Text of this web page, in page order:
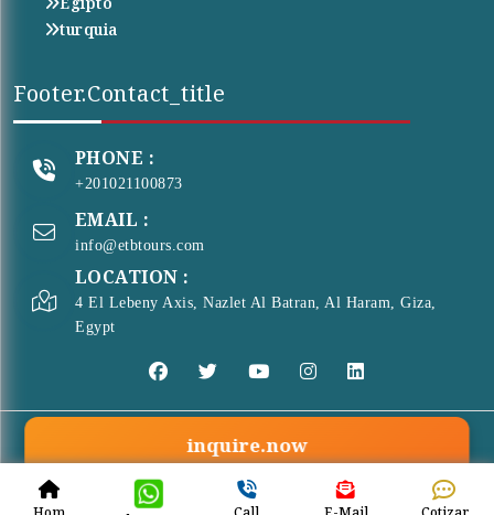
turquia
Footer.contact_title
PHONE :
+201021100873
EMAIL :
info@etbtours.com
LOCATION :
4 El Lebeny Axis, Nazlet Al Batran, Al Haram, Giza,
Egypt
© Copyright 2026 . All Rights Reserved ETB Tours
inquire.now